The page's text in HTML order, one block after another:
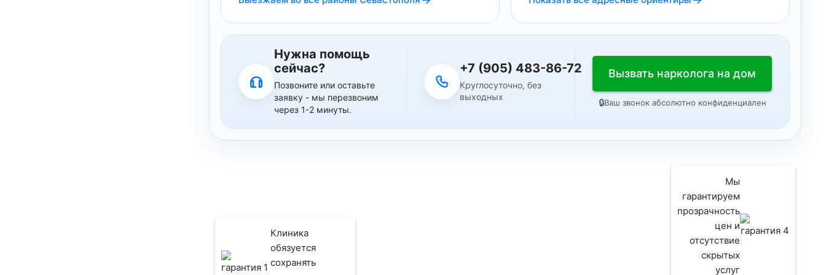
Нужна помощь
сейчас?
Позвоните или оставьте
заявку - мы перезвоним
через 1-2 минуты.
+7 (905) 483-86-72
Круглосуточно, без
выходных
Вызвать нарколога на дом
🔒Ваш звонок абсолютно конфиденциален
Клиника
обязуется
сохранять
Мы
гарантируем
прозрачность
цен и
отсутствие
скрытых
услуг